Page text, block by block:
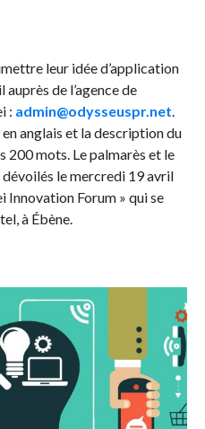
leur idée d’application
de l’agence de
: admin@odysseuspr.net
anglais et la description du
200 mots. Le palmarès et le
le mercredi 19 avril
Innovation Forum » qui se
à Ébène.